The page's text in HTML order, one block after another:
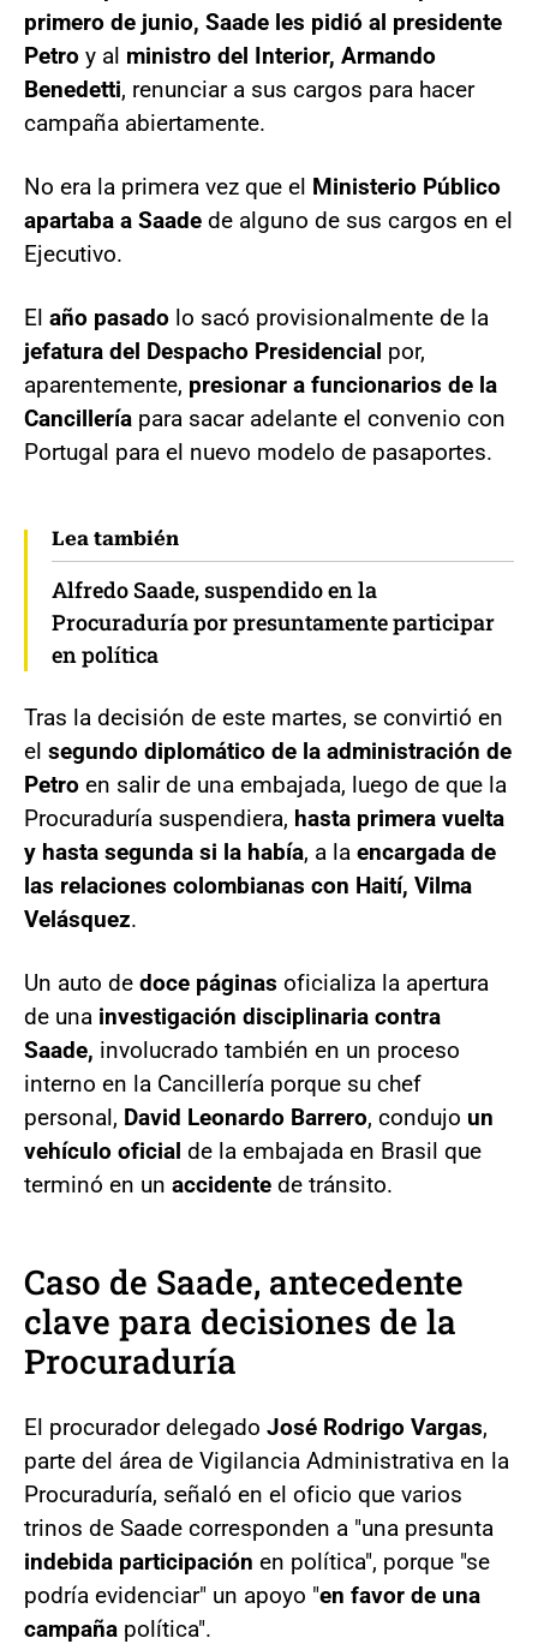
primero de junio, Saade les pidió al presidente
Petro y al ministro del Interior, Armando
Benedetti, renunciar a sus cargos para hacer
campaña abiertamente.
No era la primera vez que el Ministerio Público
apartaba a Saade de alguno de sus cargos en el
Ejecutivo.
El año pasado lo sacó provisionalmente de la
jefatura del Despacho Presidencial por,
aparentemente, presionar a funcionarios de la
Cancillería para sacar adelante el convenio con
Portugal para el nuevo modelo de pasaportes.
Lea también
Alfredo Saade, suspendido en la
Procuraduría por presuntamente participar
en política
Tras la decisión de este martes, se convirtió en
el segundo diplomático de la administración de
Petro en salir de una embajada, luego de que la
Procuraduría suspendiera, hasta primera vuelta
y hasta segunda si la había, a la encargada de
las relaciones colombianas con Haití, Vilma
Velásquez.
Un auto de doce páginas oficializa la apertura
de una investigación disciplinaria contra
Saade, involucrado también en un proceso
interno en la Cancillería porque su chef
personal, David Leonardo Barrero, condujo un
vehículo oficial de la embajada en Brasil que
terminó en un accidente de tránsito.
Caso de Saade, antecedente
clave para decisiones de la
Procuraduría
El procurador delegado José Rodrigo Vargas,
parte del área de Vigilancia Administrativa en la
Procuraduría, señaló en el oficio que varios
trinos de Saade corresponden a "una presunta
indebida participación en política", porque "se
podría evidenciar" un apoyo "en favor de una
campaña política".